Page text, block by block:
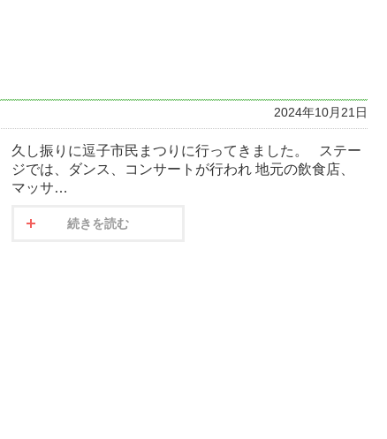
2024年10月21日
久し振りに逗子市民まつりに行ってきました。 ステー
ジでは、ダンス、コンサートが行われ 地元の飲食店、
マッサ…
続きを読む